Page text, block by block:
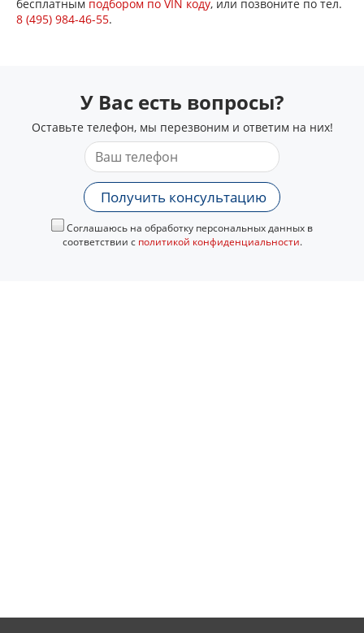
бесплатным подбором по VIN коду, или позвоните по тел.
8 (495) 984-46-55.
У Вас есть вопросы?
Оставьте телефон, мы перезвоним и ответим на них!
Получить консультацию
Соглашаюсь на обработку персональных данных в
соответствии с политикой конфиденциальности.